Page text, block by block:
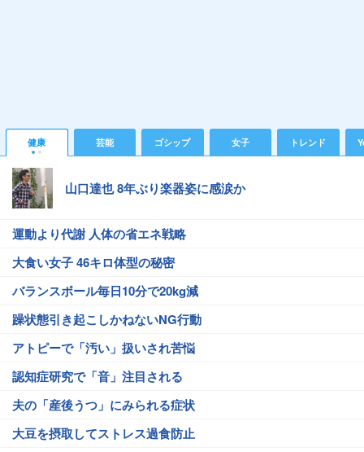
健康 芸能 ゴシップ 女子 トレンド
山口達也 8年ぶり楽器姿に感涙か
運動より代謝 人体の省エネ戦略
大食い女子 46キロ体型の秘密
バランスボール毎日10分で20kg減
躁状態引き起こしかねないNG行動
アトピーで「汚い」扱いされ苦悩
認知症研究で「音」注目される
夫の「産後うつ」にみられる症状
大豆を摂取してストレス過食防止